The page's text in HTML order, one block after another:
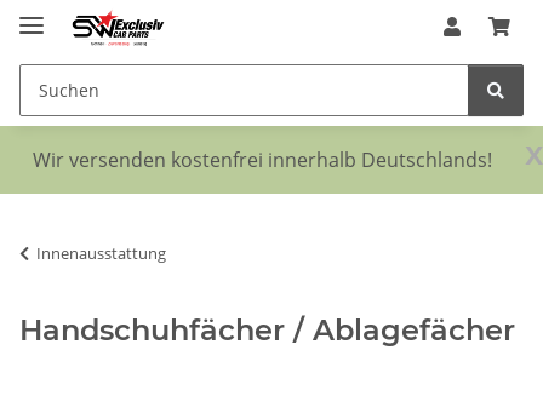
x
Wir versenden kostenfrei innerhalb Deutschlands!
Innenausstattung
Handschuhfächer / Ablagefächer